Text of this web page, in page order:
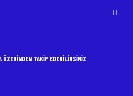
ÜZERİNDEN TAKİP EDEBİLİRSİNİZ